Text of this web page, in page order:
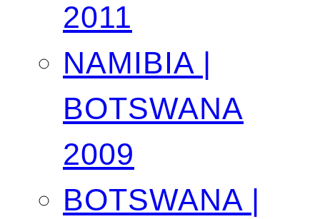
2011
NAMIBIA |
BOTSWANA
2009
BOTSWANA |